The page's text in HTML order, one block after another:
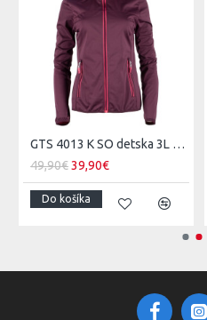
GTS 4013 K SO detska 3L softshell bunda plum
49,90€39,90€
Do košíka